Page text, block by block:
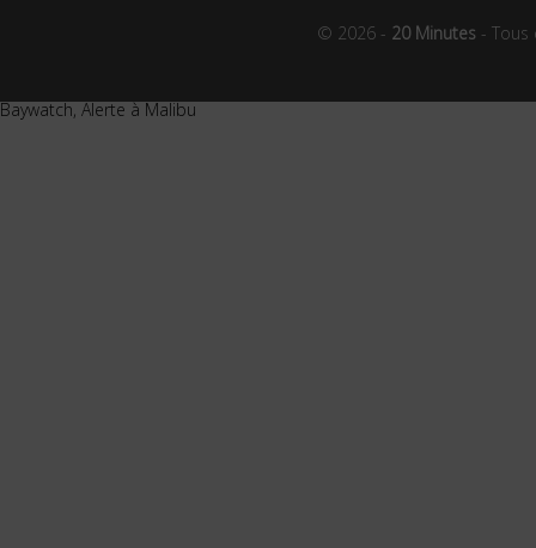
© 2026 - 20 Minutes -
Baywatch, Alerte à Malibu